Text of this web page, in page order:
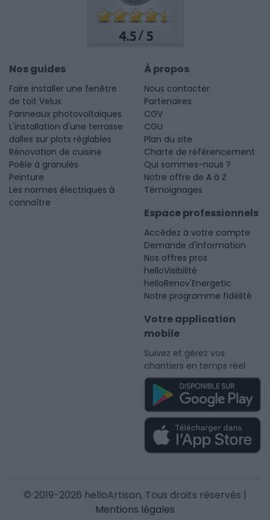
4.5 /5
Nos guides
Faire installer une fenêtre
de toit Velux
Panneaux photovoltaïques
L'installation d'une terrasse
dalles sur plots réglables
Rénovation de cuisine
Poêle à granulés
Peinture
Les normes électriques à
connaître
À propos
Nous contacter
Partenaires
CGV
CGU
Plan du site
Charte de référencement
Qui sommes-nous ?
Notre offre de A à Z
Témoignages
Espace professionnels
Accédez à votre compte
Demande d'information
Nos offres pros
helloVisibilité
helloRenov'Energetic
Notre programme fidélité
Votre application
mobile
Suivez et gérez vos
chantiers en temps réel
© 2019-2026 helloArtisan, Tous droits réservés |
Mentions légales